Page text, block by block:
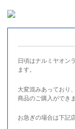
日頃はナルミヤオン
ます。
大変混みあっており
商品のご購入ができ
お急ぎの場合は下記